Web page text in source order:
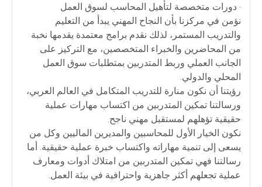
• دورات متخصصة لتأهيل المحاسب لسوق العمل
نؤمن في مركزنا بأن النجاح المهني يبدأ من التعليم
والتدريب المستمر، لذلك نقدم برامج معتمدة يقدمها نخبة
من المحاضرين والخبراء المتخصصين، مع التركيز على
الجانب العملي وربط المتدربين بمتطلبات سوق العمل
المحلي والدولي.
رؤيتنا أن نكون منارة للتدريب المتكامل في العالم العربي،
ورسالتنا تمكين المتدربين من اكتساب مهارات عملية
حقيقية تؤهلهم لمستقبل مهني ناجح.
نكون الخيار الأول للمحاسبين والمديرين الماليين وكل من
يسعى إلى تنمية مهاراته واكتساب خبرة عملية حقيقية. أما
رسالتنا فهي تمكين المتدربين من امتلاك أدوات ومعارف
عملية تجعلهم أكثر جاهزية واحترافية في بيئة العمل.